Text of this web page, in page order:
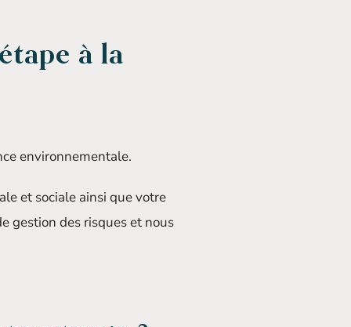
à la
environnementale.
et sociale ainsi que votre
gestion des risques et nous